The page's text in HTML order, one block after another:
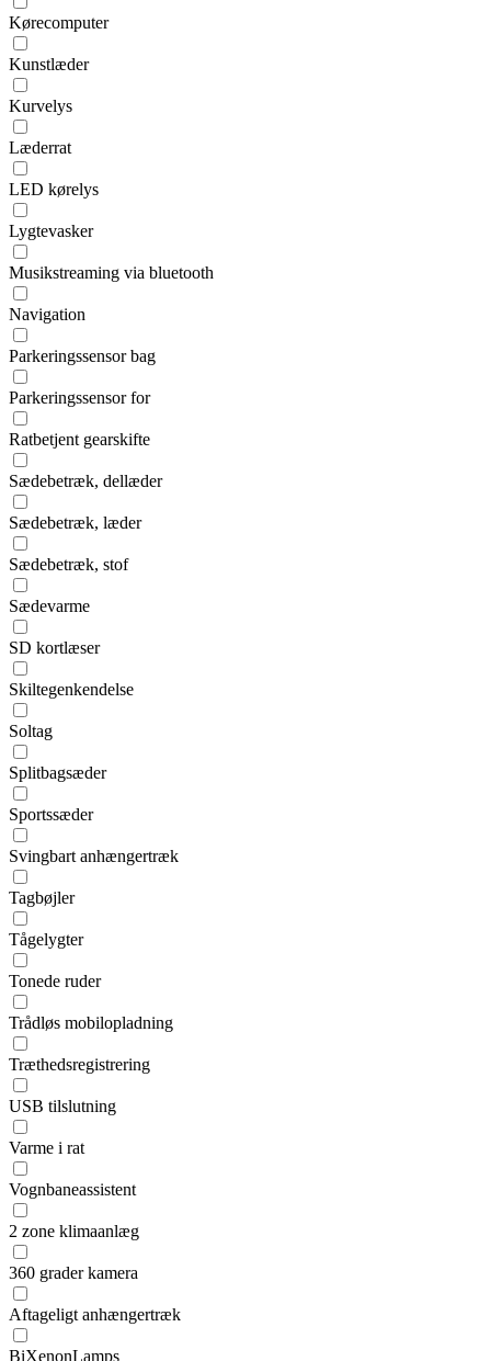
Kørecomputer
Kunstlæder
Kurvelys
Læderrat
LED kørelys
Lygtevasker
Musikstreaming via bluetooth
Navigation
Parkeringssensor bag
Parkeringssensor for
Ratbetjent gearskifte
Sædebetræk, dellæder
Sædebetræk, læder
Sædebetræk, stof
Sædevarme
SD kortlæser
Skiltegenkendelse
Soltag
Splitbagsæder
Sportssæder
Svingbart anhængertræk
Tagbøjler
Tågelygter
Tonede ruder
Trådløs mobilopladning
Træthedsregistrering
USB tilslutning
Varme i rat
Vognbaneassistent
2 zone klimaanlæg
360 grader kamera
Aftageligt anhængertræk
BiXenonLamps